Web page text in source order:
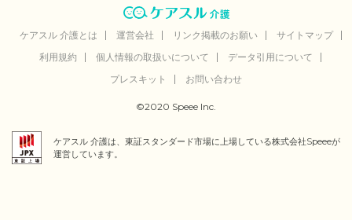
ケアスル 介護とは 運営会社 リンク掲載のお願い
サイトマップ
利用規約
個人情報の取扱いについて
データ引用について
プレスキット
お問い合わせ
©2020 Speee Inc.
ケアスル 介護は、東証スタンダード市場に上場している株式会社Speeeが
運営しています。